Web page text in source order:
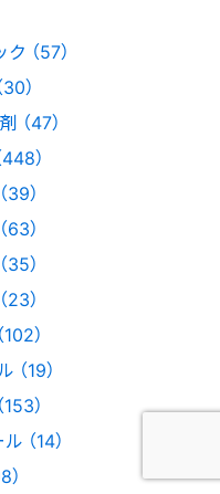
（57）
）
（47）
）
）
）
）
）
）
19）
）
（14）